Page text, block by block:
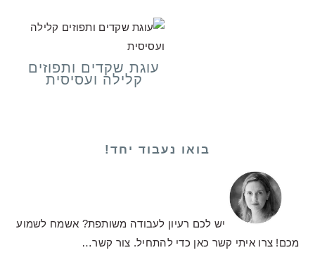
עוגת שקדים ותפוזים
קלילה ועסיסית
בואו נעבוד יחד!
יש לכם רעיון לעבודה משותפת? אשמח לשמוע
מכם! צרו איתי קשר כאן כדי להתחיל. צור קשר…